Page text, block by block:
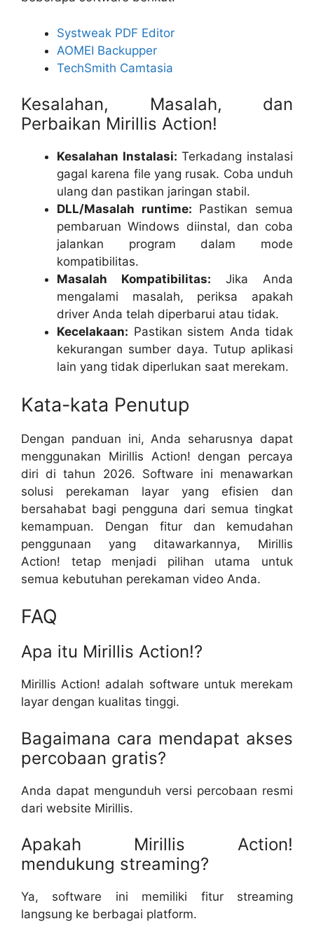
Systweak PDF Editor
AOMEI Backupper
TechSmith Camtasia
Kesalahan, Masalah, dan
Perbaikan Mirillis Action!
Kesalahan Instalasi: Terkadang instalasi
gagal karena file yang rusak. Coba unduh
ulang dan pastikan jaringan stabil.
DLL/Masalah runtime: Pastikan semua
pembaruan Windows diinstal, dan coba
jalankan program dalam mode
kompatibilitas.
Masalah Kompatibilitas: Jika Anda
mengalami masalah, periksa apakah
driver Anda telah diperbarui atau tidak.
Kecelakaan: Pastikan sistem Anda tidak
kekurangan sumber daya. Tutup aplikasi
lain yang tidak diperlukan saat merekam.
Kata-kata Penutup
Dengan panduan ini, Anda seharusnya dapat
menggunakan Mirillis Action! dengan percaya
diri di tahun 2026. Software ini menawarkan
solusi perekaman layar yang efisien dan
bersahabat bagi pengguna dari semua tingkat
kemampuan. Dengan fitur dan kemudahan
penggunaan yang ditawarkannya, Mirillis
Action! tetap menjadi pilihan utama untuk
semua kebutuhan perekaman video Anda.
FAQ
Apa itu Mirillis Action!?
Mirillis Action! adalah software untuk merekam
layar dengan kualitas tinggi.
Bagaimana cara mendapat akses
percobaan gratis?
Anda dapat mengunduh versi percobaan resmi
dari website Mirillis.
Apakah Mirillis Action!
mendukung streaming?
Ya, software ini memiliki fitur streaming
langsung ke berbagai platform.